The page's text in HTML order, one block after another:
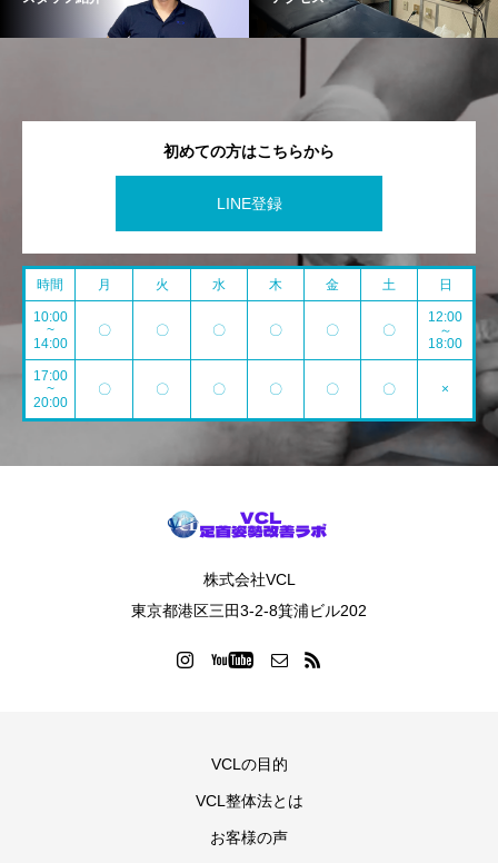
初めての方はこちらから
LINE登録
時間 月 火 水 木 金 土 日
10:00
~
14:00
〇 〇 〇 〇 〇 〇
12:00
～
18:00
17:00
~
20:00
〇 〇 〇 〇 〇 〇 ×
株式会社VCL
東京都港区三田3-2-8箕浦ビル202
VCLの目的
VCL整体法とは
お客様の声